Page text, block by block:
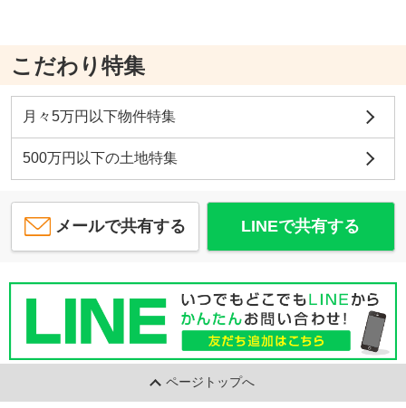
こだわり特集
月々5万円以下物件特集
500万円以下の土地特集
メールで共有する LINEで共有する
ページトップへ